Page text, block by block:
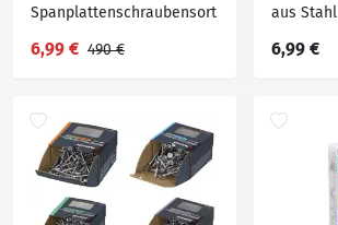
Spanplattenschraubensort
Dübelsortiment, 500-tlg.
6,99 € 490 €
aus Stahl
6,99 €